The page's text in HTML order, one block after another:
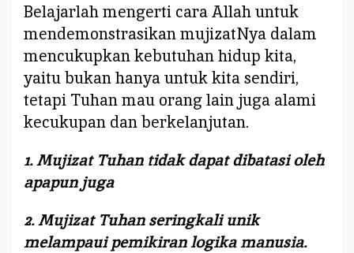
T
U
H
N
K
I
A
Belajarlah mengerti cara Allah untuk
mendemonstrasikan mujizatNya dalam
mencukupkan kebutuhan hidup kita,
yaitu bukan hanya untuk kita sendiri,
tetapi Tuhan mau orang lain juga alami
kecukupan dan berkelanjutan.
1. Mujizat Tuhan tidak dapat dibatasi oleh
apapun juga
2. Mujizat Tuhan seringkali unik
melampaui pemikiran logika manusia.